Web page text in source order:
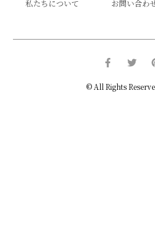
私たちについて お問い合わ
© All Rights